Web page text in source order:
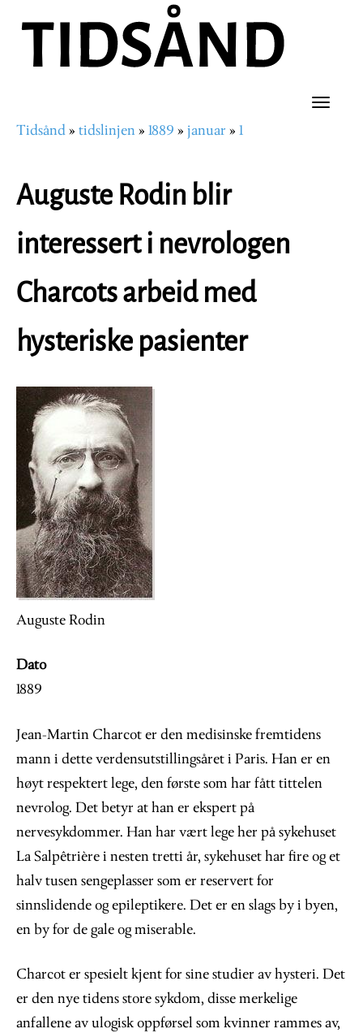
hovedinnhold
Toggle
Navigasjonssti
Tidsånd tidslinjen 1889 januar 1
Auguste Rodin blir
interessert i nevrologen
Charcots arbeid med
hysteriske pasienter
Image
Auguste Rodin
Dato
1889
Jean-Martin Charcot er den medisinske fremtidens
mann i dette verdensutstillingsåret i Paris. Han er en
høyt respektert lege, den første som har fått tittelen
nevrolog. Det betyr at han er ekspert på
nervesykdommer. Han har vært lege her på sykehuset
La Salpêtrière i nesten tretti år, sykehuset har fire og et
halv tusen sengeplasser som er reservert for
sinnslidende og epileptikere. Det er en slags by i byen,
en by for de gale og miserable.
Charcot er spesielt kjent for sine studier av hysteri. Det
er den nye tidens store sykdom, disse merkelige
anfallene av ulogisk oppførsel som kvinner rammes av,